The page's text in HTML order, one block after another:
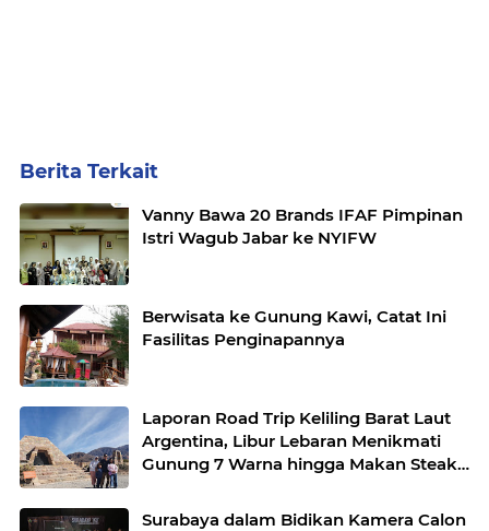
Berita Terkait
Vanny Bawa 20 Brands IFAF Pimpinan
Istri Wagub Jabar ke NYIFW
Berwisata ke Gunung Kawi, Catat Ini
Fasilitas Penginapannya
Laporan Road Trip Keliling Barat Laut
Argentina, Libur Lebaran Menikmati
Gunung 7 Warna hingga Makan Steak
Surabaya dalam Bidikan Kamera Calon